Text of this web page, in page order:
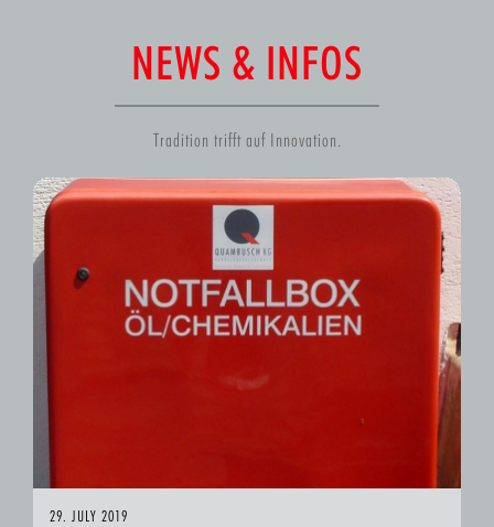
NEWS & INFOS
Tradition trifft auf Innovation.
29. JULY 2019